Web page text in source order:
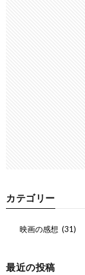
カテゴリー
最近の投稿